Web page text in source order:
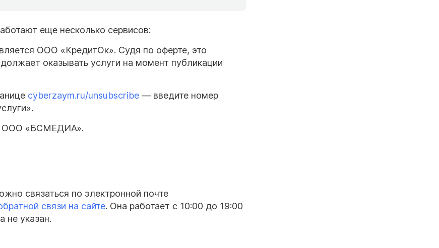
еще несколько сервисов:
ООО «КредитОк». Судя по оферте, это
оказывать услуги на момент публикации
cyberzaym.ru/unsubscribe — введите номер
ООО «БСМЕДИА».
связаться по электронной почте
связи на сайте. Она работает с 10:00 до 19:00
не указан.